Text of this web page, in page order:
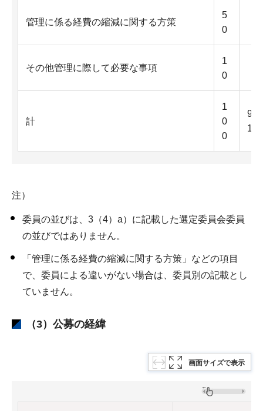
管理に係る経費の縮減に関する方策
5
0
その他管理に際して必要な事項
1
0
計
1
0
0
9
1
注）
委員の並びは、3（4）a）に記載した選定委員会委員
の並びではありません。
「管理に係る経費の縮減に関する方策」などの項目
で、委員による違いがない場合は、委員別の記載とし
ていません。
（3）公募の経緯
画面サイズで表示